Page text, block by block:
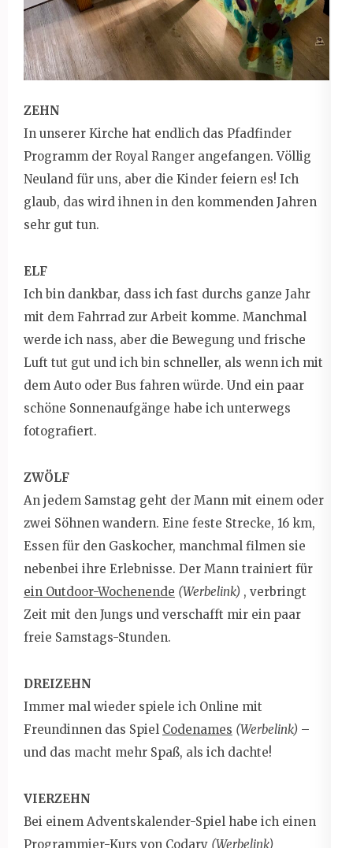
ZEHN
In unserer Kirche hat endlich das Pfadfinder
Programm der Royal Ranger angefangen. Völlig
Neuland für uns, aber die Kinder feiern es! Ich
glaub, das wird ihnen in den kommenden Jahren
sehr gut tun.
ELF
Ich bin dankbar, dass ich fast durchs ganze Jahr
mit dem Fahrrad zur Arbeit komme. Manchmal
werde ich nass, aber die Bewegung und frische
Luft tut gut und ich bin schneller, als wenn ich mit
dem Auto oder Bus fahren würde. Und ein paar
schöne Sonnenaufgänge habe ich unterwegs
fotografiert.
ZWÖLF
An jedem Samstag geht der Mann mit einem oder
zwei Söhnen wandern. Eine feste Strecke, 16 km,
Essen für den Gaskocher, manchmal filmen sie
nebenbei ihre Erlebnisse. Der Mann trainiert für
ein Outdoor-Wochenende (Werbelink) , verbringt
Zeit mit den Jungs und verschafft mir ein paar
freie Samstags-Stunden.
DREIZEHN
Immer mal wieder spiele ich Online mit
Freundinnen das Spiel Codenames (Werbelink) –
und das macht mehr Spaß, als ich dachte!
VIERZEHN
Bei einem Adventskalender-Spiel habe ich einen
Programmier-Kurs von Codary (Werbelink)